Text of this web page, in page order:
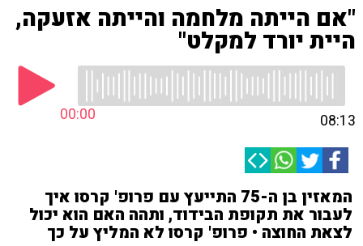
"אם הייתה מלחמה והייתה אזעקה,
היית יורד למקלט"
00:00 08:13
המאזין בן ה-75 התייעץ עם פרופ' קרסו איך
לעבור את תקופת הבידוד, ותהה האם הוא יכול
לצאת החוצה • פרופ' קרסו לא המליץ על כך